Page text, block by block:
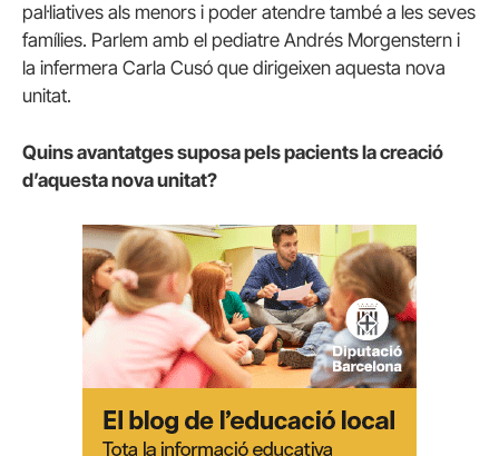
pal·liatives als menors i poder atendre també a les seves
famílies. Parlem amb el pediatre Andrés Morgenstern i
la infermera Carla Cusó que dirigeixen aquesta nova
unitat.
Quins avantatges suposa pels pacients la creació
d’aquesta nova unitat?